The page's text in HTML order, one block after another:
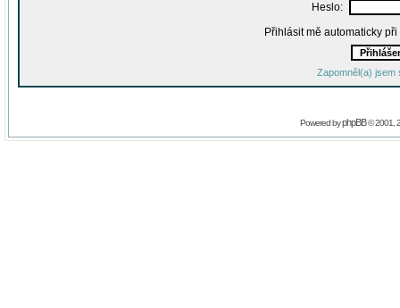
Heslo:
Přihlásit mě automaticky
Zapomněl(a) jsem
Powered byphpBB© 2001,